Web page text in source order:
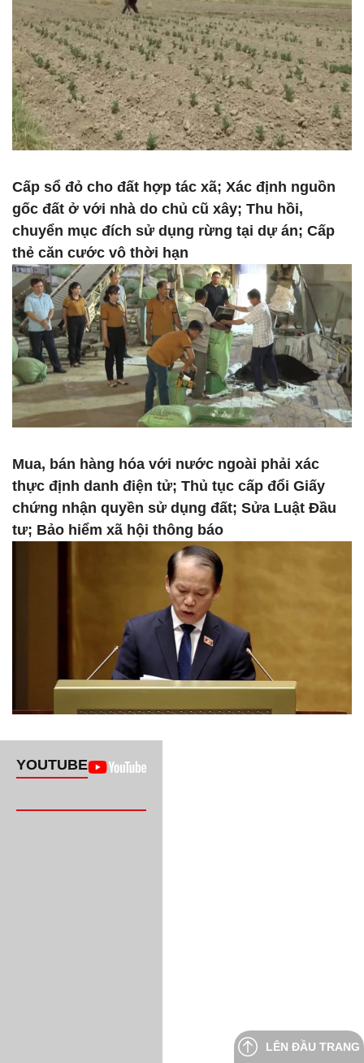
Cấp sổ đỏ cho đất hợp tác xã; Xác định nguồn
gốc đất ở với nhà do chủ cũ xây; Thu hồi,
chuyển mục đích sử dụng rừng tại dự án; Cấp
thẻ căn cước vô thời hạn
Mua, bán hàng hóa với nước ngoài phải xác
thực định danh điện tử; Thủ tục cấp đổi Giấy
chứng nhận quyền sử dụng đất; Sửa Luật Đầu
tư; Bảo hiểm xã hội thông báo
YOUTUBE
LÊN ĐẦU TRANG